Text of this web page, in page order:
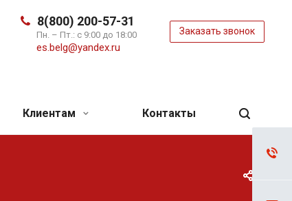
8(800) 200-57-31
Пн. – Пт.: с 9:00 до 18:00
es.belg@yandex.ru
Заказать звонок
Клиентам Контакты